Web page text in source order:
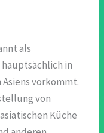
als
in
vorkommt.
von
Küche